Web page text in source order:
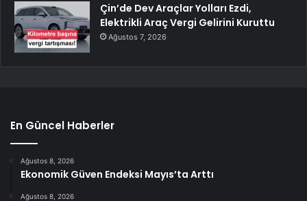
Çin’de Dev Araçlar Yolları Ezdi,
Elektrikli Araç Vergi Gelirini Kuruttu
Ağustos 7, 2026
En Güncel Haberler
Ağustos 8, 2026
Ekonomik Güven Endeksi Mayıs’ta Arttı
Ağustos 8, 2026